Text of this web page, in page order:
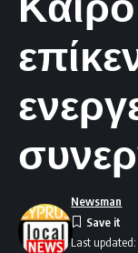
Last
Newsman